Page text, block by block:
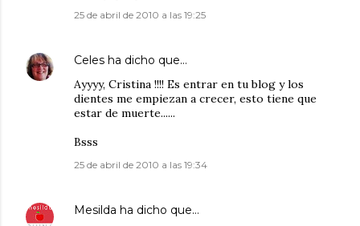
25 de abril de 2010 a las 19:25
Celes ha dicho que…
Ayyyy, Cristina !!!! Es entrar en tu blog y los
dientes me empiezan a crecer, esto tiene que
estar de muerte......
Bsss
25 de abril de 2010 a las 19:34
Mesilda ha dicho que…